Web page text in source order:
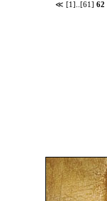
≪ [1] [61] 62